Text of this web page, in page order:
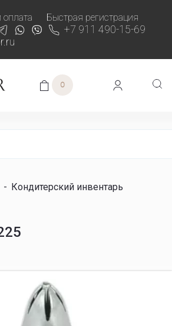
оплата Быстрая регистрация
+7 911 490-15-69
0
- Кондитерский инвентарь